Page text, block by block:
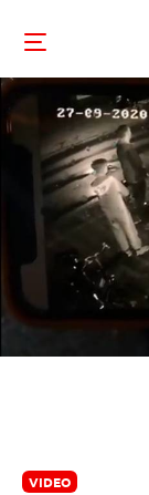
VIDEO